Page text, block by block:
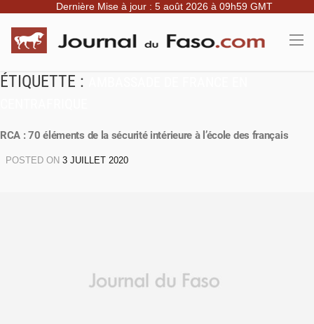
Dernière Mise à jour : 5 août 2026 à 09h59 GMT
ÉTIQUETTE :
RCA : 70 éléments de la sécurité intérieure à l’école des français
POSTED ON 3 JUILLET 2020